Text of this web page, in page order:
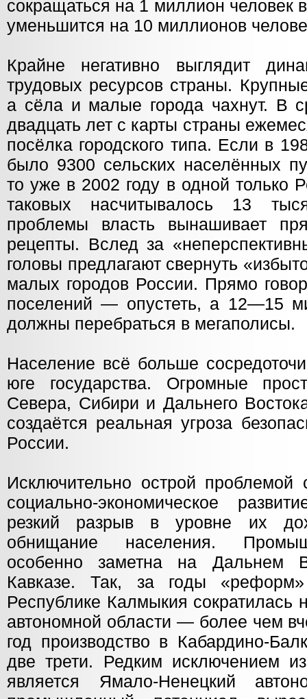
сокращаться на 1 миллион человек
уменьшится на 10 миллионов
Крайне негативно выглядит
трудовых ресурсов страны.
а сёла и малые города чахнут. В
двадцать лет с карты страны
посёлка городского типа. Если в
было 9300 сельских населённых
то уже в 2002 году в одной только
таковых насчитывалось 13
проблемы власть вынашивает
рецепты. Вслед за
головы предлагают свернуть
малых городов России. Прямо
поселений — опустеть, а 12—15
должны перебраться в мегаполисы.
Население всё больше
юге государства. Огромные
Севера, Сибири и Дальнего
создаётся реальная угроза
России.
Исключительно острой проблемой
социально-экономическое
резкий разрыв в уровне их
обнищание населения.
особенно заметна на Дальнем
Кавказе. Так, за годы
Республике Калмыкия сократилась
автономной области — более чем
год производство в Кабардино-
две трети. Редким исключением
является Ямало-Ненецкий